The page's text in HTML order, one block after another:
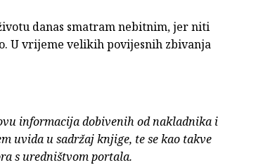
danas smatram nebitnim, jer niti
U vrijeme velikih povijesnih zbivanja
informacija dobivenih od nakladnika i
uvida u sadržaj knjige, te se kao takve
s uredništvom portala.